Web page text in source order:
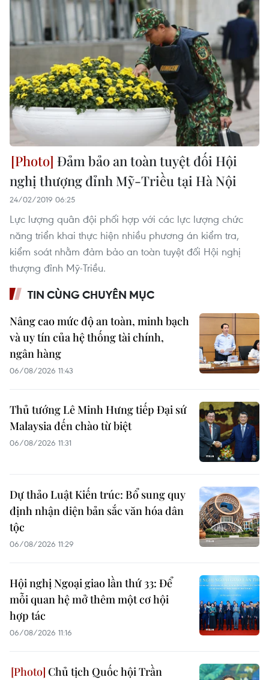
Đảm bảo an toàn tuyệt đối Hội
nghị thượng đỉnh Mỹ-Triều tại Hà Nội
24/02/2019 06:25
Lực lượng quân đội phối hợp với các lực lượng chức
năng triển khai thực hiện nhiều phương án kiểm tra,
kiểm soát nhằm đảm bảo an toàn tuyệt đối Hội nghị
thượng đỉnh Mỹ-Triều.
TIN CÙNG CHUYÊN MỤC
Nâng cao mức độ an toàn, minh bạch
và uy tín của hệ thống tài chính,
ngân hàng
06/08/2026 11:43
Thủ tướng Lê Minh Hưng tiếp Đại sứ
Malaysia đến chào từ biệt
06/08/2026 11:31
Dự thảo Luật Kiến trúc: Bổ sung quy
định nhận diện bản sắc văn hóa dân
tộc
06/08/2026 11:29
Hội nghị Ngoại giao lần thứ 33: Để
mỗi quan hệ mở thêm một cơ hội
hợp tác
06/08/2026 11:16
Chủ tịch Quốc hội Trần